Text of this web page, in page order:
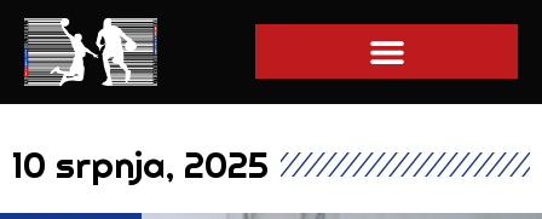
10 srpnja, 2025